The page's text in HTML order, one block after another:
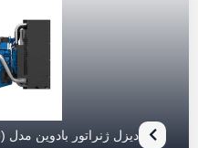
دیزل ژنراتور بادوین مدل (550KVA) 6M21G550/6